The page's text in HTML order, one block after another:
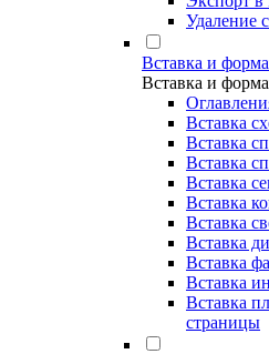
Удаление
Вставка и
Вставка и
Вставка
Вставка
Вставка
Вставка
Вставка
Вставка
Вставка
Вставка
Вставка
Вставка
страницы